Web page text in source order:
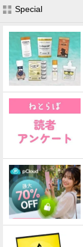
Special